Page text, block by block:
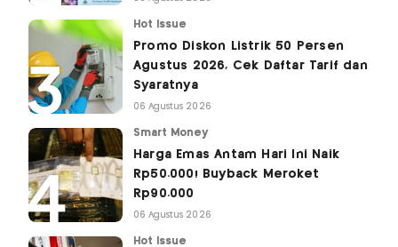
Hot Issue
Promo Diskon Listrik 50 Persen
Agustus 2026, Cek Daftar Tarif dan
Syaratnya
06 Agustus 2026
Smart Money
Harga Emas Antam Hari Ini Naik
Rp50.000! Buyback Meroket
Rp90.000
06 Agustus 2026
Hot Issue